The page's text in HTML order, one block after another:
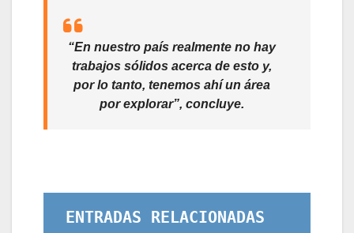
“En nuestro país realmente no hay
trabajos sólidos acerca de esto y,
por lo tanto, tenemos ahí un área
por explorar”, concluye.
ENTRADAS RELACIONADAS